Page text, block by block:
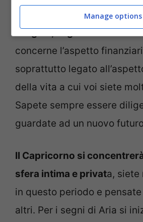
conoscenze e nuovi amici.
Vergine, segno del
concerne l’aspetto
soprattutto legato
della vita a cui voi siete
Sapete sempre essere
guardate ad un nuovo
Il Capricorno si
sfera intima e privata, siete
in questo periodo e
altri. Per i segni di Aria si
Manage options